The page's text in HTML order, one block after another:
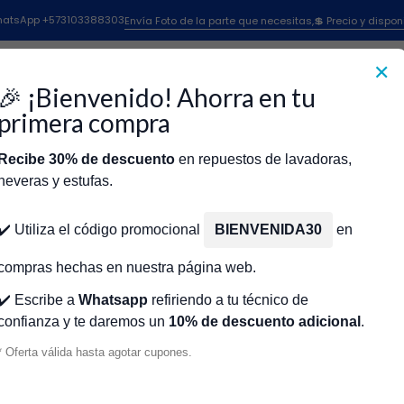
✕
🎉 ¡Bienvenido! Ahorra en tu
primera compra
Recibe 30% de descuento en repuestos de lavadoras,
y estufas.
Utiliza el código promocional BIENVENIDA30 en
hechas en nuestra página web.
Escribe a Whatsapp refiriendo a tu técnico de
y te daremos un 10% de descuento adicional .
Oferta válida hasta agotar cupones.
+573103388303Envía Foto de la parte que necesitas,💲 Precio y
Para Lavadoras Repuestos Lavadoras Mabe Flotador
Flotador Lavadoras Mabe
189D3590G001 CR440122 | REPUESTOS
LAVADORA
Cantidad